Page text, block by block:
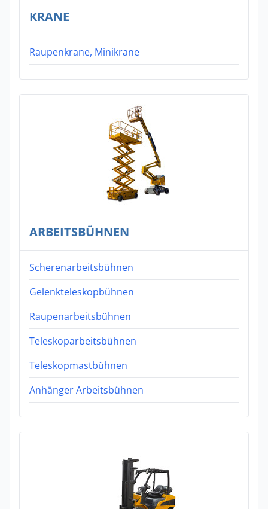
KRANE
Raupenkrane, Minikrane
ARBEITSBÜHNEN
Scherenarbeitsbühnen
Gelenkteleskopbühnen
Raupenarbeitsbühnen
Teleskoparbeitsbühnen
Teleskopmastbühnen
Anhänger Arbeitsbühnen